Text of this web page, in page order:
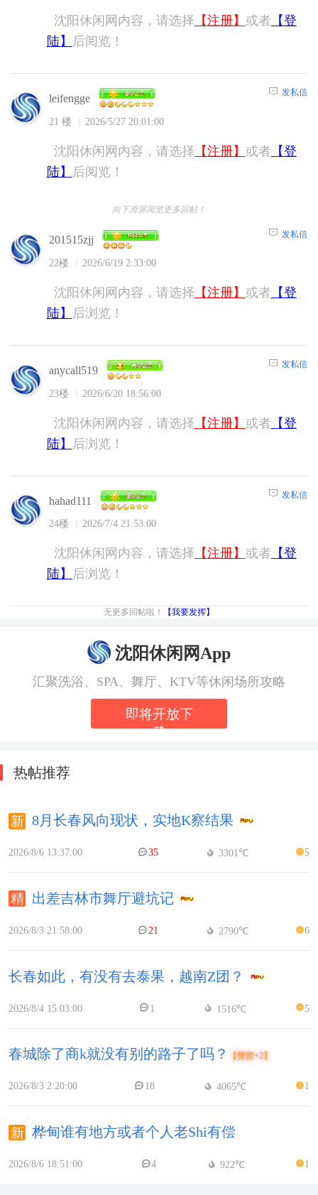
沈阳休闲网内容，请选择 【注册】 或者 【登
陆】
后阅览！
leifengge
21 楼 2026/5/27 20:01:00
发私信
沈阳休闲网内容，请选择 【注册】 或者 【登
陆】
后阅览！
向下滑屏阅览更多回帖！
201515zjj
22楼 2026/6/19 2:33:00
发私信
沈阳休闲网内容，请选择 【注册】 或者 【登
陆】
后浏览！
anycall519
23楼 2026/6/20 18:56:00
发私信
沈阳休闲网内容，请选择 【注册】 或者 【登
陆】
后浏览！
hahad111
24楼 2026/7/4 21:53:00
发私信
沈阳休闲网内容，请选择 【注册】 或者 【登
陆】
后浏览！
无更多回帖啦！ 【我要发挥】
沈阳休闲网App
汇聚洗浴、SPA、舞厅、KTV等休闲场所攻略
即将开放下
载
热帖推荐
8月长春风向现状，实地K察结果
2026/8/6 13:37:00 35 3301℃ 5
出差吉林市舞厅避坑记
2026/8/3 21:58:00 21 2790℃ 6
长春如此，有没有去泰果，越南Z团？
2026/8/4 15:03:00 1 1516℃ 5
春城除了商k就没有别的路子了吗？ 【赞赏+2】
2026/8/3 2:20:00 18 4065℃ 1
桦甸谁有地方或者个人老Shi有偿
2026/8/6 18:51:00 4 922℃ 1